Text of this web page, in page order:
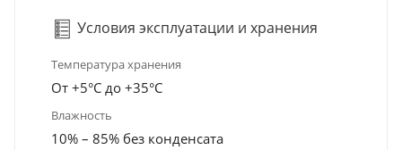
Условия эксплуатации и хранения
Температура хранения
От +5°С до +35°С
Влажность
10% – 85% без конденсата